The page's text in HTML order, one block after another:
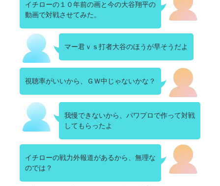
イチローの１０年前の画と今の大谷翔平の
動画で対戦させてみた。
マー君ｖｓ打者大谷のほうが早そうだよ
視聴率がいいから、ＧＷ中じゃないかな？
我慢できないから、パワプロで作って対戦
してもらったよ
イチローの戦力外報道があるから、無理な
のでは？